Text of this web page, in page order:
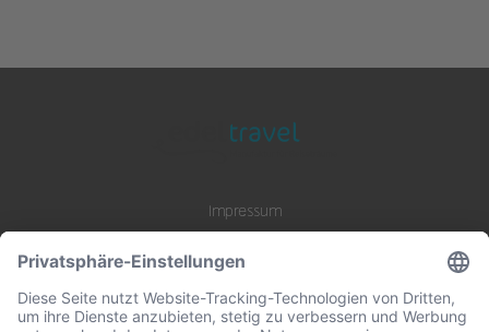
Impressum
B2B Zusammenarbeit